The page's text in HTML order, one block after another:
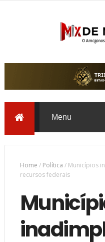
Home / Política / Municípios
recursos federais